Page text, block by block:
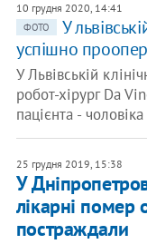
10 грудня 2020, 14:41
ФОТО
У
успішно
У Львівській
робот-хірург Da
пацієнта -
25 грудня 2019, 15:38
У
лікарні помер
постраждали